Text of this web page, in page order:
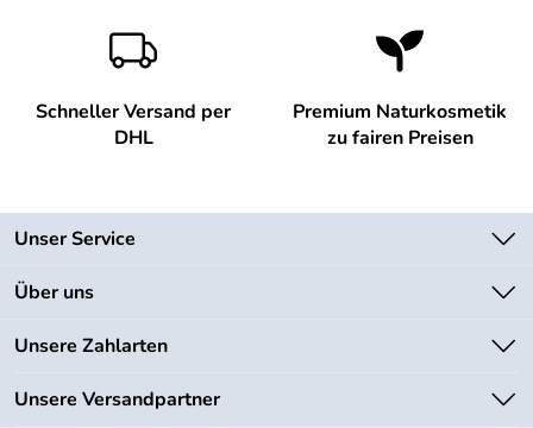
Schneller Versand per
DHL
Premium Naturkosmetik
zu fairen Preisen
Unser Service
Kontakt
Lieferbedingungen
Kundenlogin
Über uns
Unsere Bestseller
Neu
Unsere Zahlarten
Unsere Versandpartner